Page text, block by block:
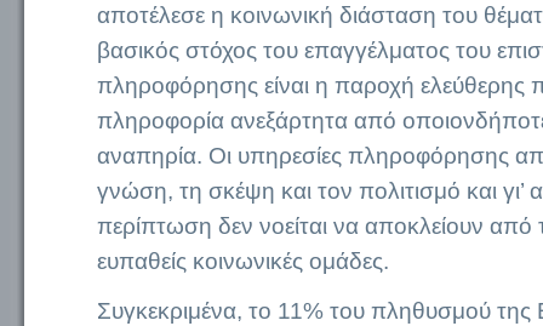
αποτέλεσε η κοινωνική διάσταση του
βασικός στόχος του επαγγέλματος του
πληροφόρησης είναι η παροχή
πληροφορία ανεξάρτητα από
αναπηρία. Οι υπηρεσίες πληροφόρησης
γνώση, τη σκέψη και τον πολιτισμό και γι’
περίπτωση δεν νοείται να αποκλείουν από
ευπαθείς κοινωνικές ομάδες.
Συγκεκριμένα, το 11% του πληθυσμού